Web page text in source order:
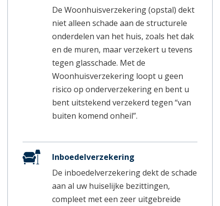
De Woonhuisverzekering (opstal) dekt
niet alleen schade aan de structurele
onderdelen van het huis, zoals het dak
en de muren, maar verzekert u tevens
tegen glasschade. Met de
Woonhuisverzekering loopt u geen
risico op onderverzekering en bent u
bent uitstekend verzekerd tegen “van
buiten komend onheil”.
Inboedelverzekering
De inboedelverzekering dekt de schade
aan al uw huiselijke bezittingen,
compleet met een zeer uitgebreide